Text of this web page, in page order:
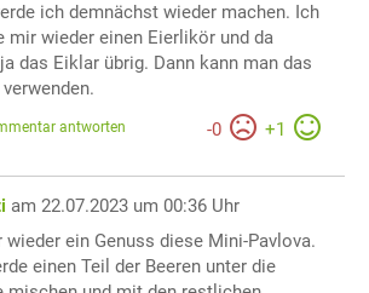
ich demnächst wieder machen. Ich
mir wieder einen Eierlikör und da
das Eiklar übrig. Dann kann man das
-0 +1
antworten
am 22.07.2023 um 00:36 Uhr
wieder ein Genuss diese Mini-Pavlova.
einen Teil der Beeren unter die